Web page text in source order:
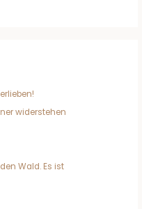
widerstehen
Wald. Es ist